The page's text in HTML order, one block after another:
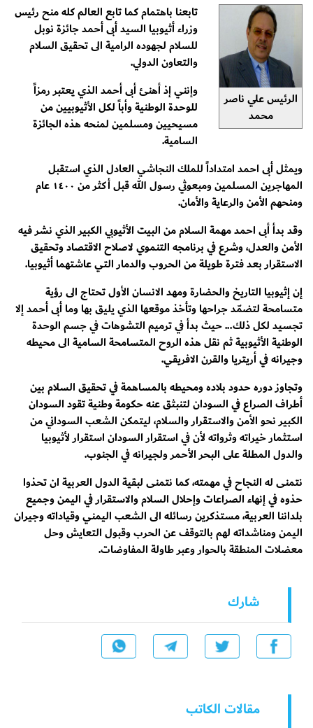
الرئيس علي ناصر
محمد
تابعنا باهتمام كما تابع العالم كله منح رئيس
وزراء أثيوبيا السيد أبى أحمد جائزة نوبل
للسلام لجهوده الرامية الى تحقيق السلام
والتعاون الدولي.
وإنني إذ أهنئ أبى أحمد الذي يعتبر رمزاً
للوحدة الوطنية وأباً لكل الأثيوبيين من
مسيحيين ومسلمين لمنحه هذه الجائزة
السامية.
ويمثل أبى احمد امتداداً للملك النجاشي العادل الذي استقبل
المهاجرين المسلمين ومبعوثي رسول الله قبل أكثر من ١٤٠٠ عام
ومنحهم الأمن والرعاية والأمان.
وقد بدأ أبى احمد مهمة السلام من البيت الأثيوبي الكبير الذي نشر فيه
الأمن والعدل، وشرع في برنامجه التنموي لاصلاح الاقتصاد وتحقيق
الاستقرار بعد فترة طويلة من الحروب والدمار التي عاشتهما أثيوبيا.
إن إثيوبيا التاريخ والحضارة ومهد الانسان الأول تحتاج الى رؤية
متسامحة لتضمّد جراحها وتأخذ موقعها الذي يليق بها وما أبى أحمد إلا
تجسيد لكل ذلك... حيث بدأ في ترميم التشوهات في جسم الوحدة
الوطنية الأثيوبية ثم نقل هذه الروح المتسامحة السامية الى محيطه
وجيرانه في أريتريا والقرن الافريقي.
وتجاوز دوره حدود بلاده ومحيطه بالمساهمة في تحقيق السلام بين
أطراف الصراع في السودان لتنبثق عنه حكومة وطنية تقود السودان
الكبير نحو الأمن والاستقرار والسلام، ليتمكن الشعب السوداني من
استثمار خيراته وثرواته لأن في استقرار السودان استقرار لأثيوبيا
والدول المطلة على البحر الأحمر ولجيرانه في الجنوب.
نتمنى له النجاح في مهمته، كما نتمنى لبقية الدول العربية ان تحذوا
حذوه في إنهاء الصراعات وإحلال السلام والاستقرار في اليمن وجميع
بلداننا العربية، مستذكرين رسائله الى الشعب اليمني وقياداته وجيران
اليمن ومناشداته لهم بالتوقف عن الحرب وقبول التعايش وحل
معضلات المنطقة بالحوار وعبر طاولة المفاوضات.
شارك
مقالات الكاتب